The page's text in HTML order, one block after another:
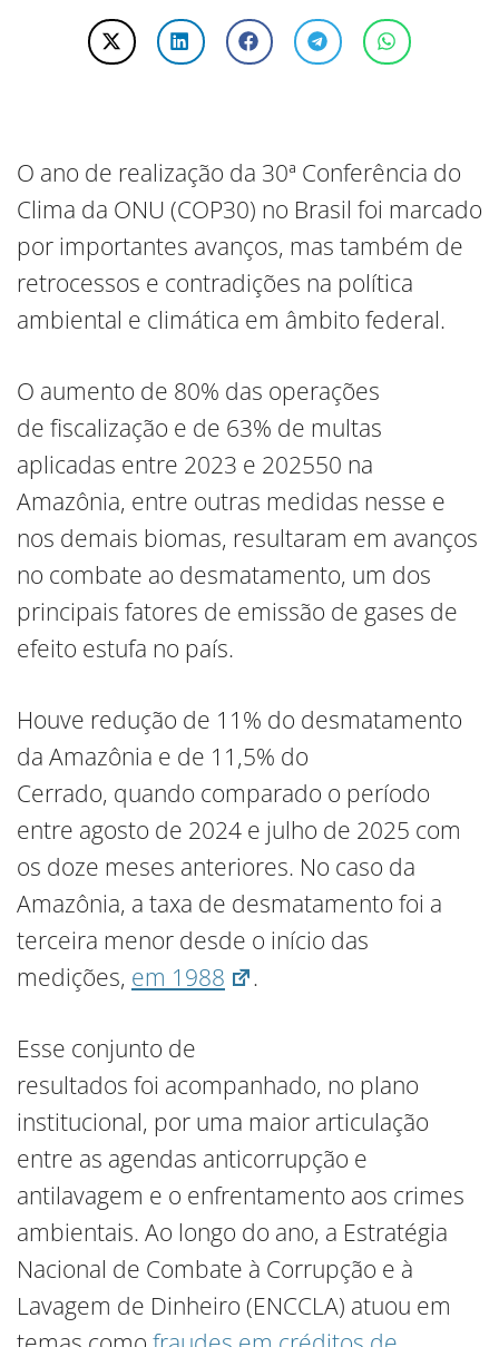
O ano de realização da 30ª Conferência do
Clima da ONU (COP30) no Brasil foi marcado
por importantes avanços, mas também de
retrocessos e contradições na política
ambiental e climática em âmbito federal.
O aumento de 80% das operações
de fiscalização e de 63% de multas
aplicadas entre 2023 e 202550 na
Amazônia, entre outras medidas nesse e
nos demais biomas, resultaram em avanços
no combate ao desmatamento, um dos
principais fatores de emissão de gases de
efeito estufa no país.
Houve redução de 11% do desmatamento
da Amazônia e de 11,5% do
Cerrado, quando comparado o período
entre agosto de 2024 e julho de 2025 com
os doze meses anteriores. No caso da
Amazônia, a taxa de desmatamento foi a
terceira menor desde o início das
medições, em 1988 .
Esse conjunto de
resultados foi acompanhado, no plano
institucional, por uma maior articulação
entre as agendas anticorrupção e
antilavagem e o enfrentamento aos crimes
ambientais. Ao longo do ano, a Estratégia
Nacional de Combate à Corrupção e à
Lavagem de Dinheiro (ENCCLA) atuou em